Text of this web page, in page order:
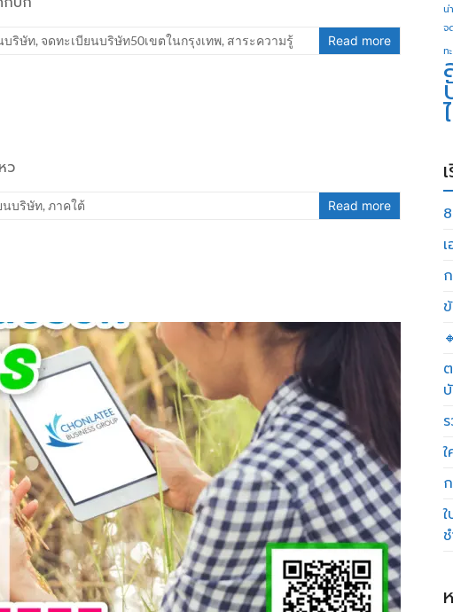
บริษัท, จดทะเบียนบริษัท50เขตในกรุงเทพ, สาระความรู้ Read more
ว
นบริษัท, ภาคใต้ Read more
น่
จ
ท